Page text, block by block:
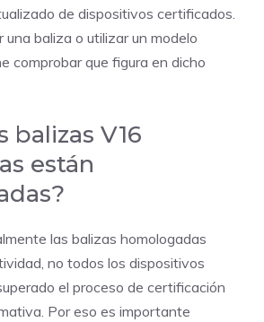
de dispositivos certificados.
baliza o utilizar un modelo
comprobar que figura en dicho
balizas V16
están
las balizas homologadas
no todos los dispositivos
el proceso de certificación
Por eso es importante